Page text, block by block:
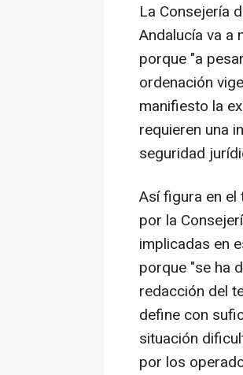
La Consejería
Andalucía va a
porque "a
ordenación
manifiesto la
requieren una
seguridad
Así figura en el
por la
implicadas en
porque "se ha
redacción del
define con
situación
por los